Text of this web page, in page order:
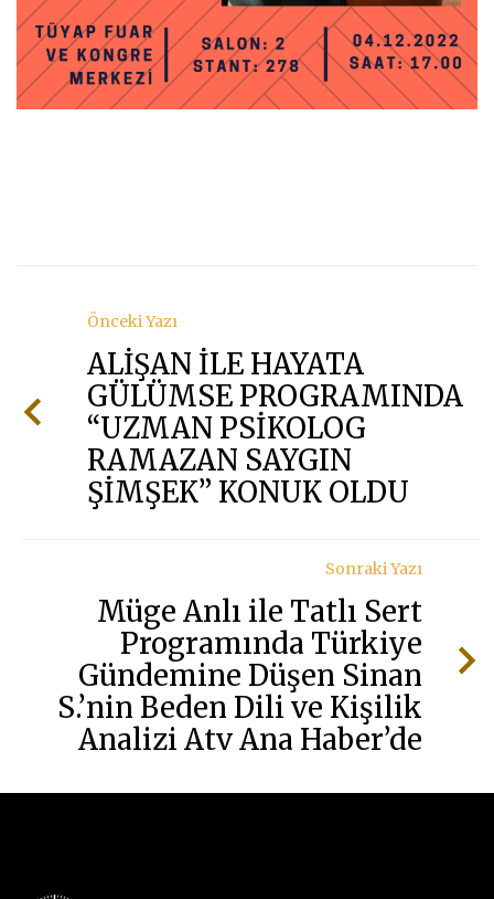
Önceki Yazı
ALİŞAN İLE HAYATA
GÜLÜMSE PROGRAMINDA
“UZMAN PSİKOLOG
RAMAZAN SAYGIN
ŞİMŞEK” KONUK OLDU
Sonraki Yazı
Müge Anlı ile Tatlı Sert
Programında Türkiye
Gündemine Düşen Sinan
S.’nin Beden Dili ve Kişilik
Analizi Atv Ana Haber’de